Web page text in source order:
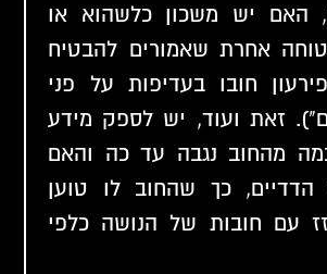
האם יש משכון כלשהוא או
אחרת שאמורים להבטיח
חובו בעדיפות על פני
זאת ועוד, יש לספק מידע
מהחוב נגבה עד כה והאם
הדדיים, כך שהחוב לו טוען
עם חובות של הנושה כלפי